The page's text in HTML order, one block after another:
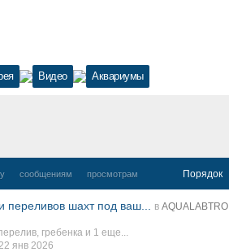
Видео Аквариумы
сообщениям просмотрам Порядок
переливов шахт под ваш... в
, гребенка и 1 еще...
янв 2026